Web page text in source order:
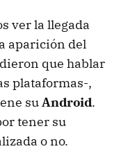
ver la llegada
aparición del
que hablar
plataformas-,
suAndroid.
tener su
o no.